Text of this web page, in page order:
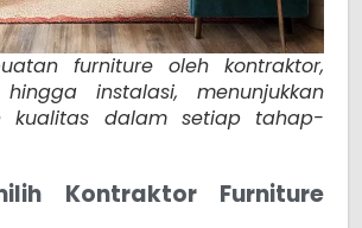
furniture oleh kontraktor,
instalasi, menunjukkan
kualitas dalam setiap tahap-
Kontraktor Furniture